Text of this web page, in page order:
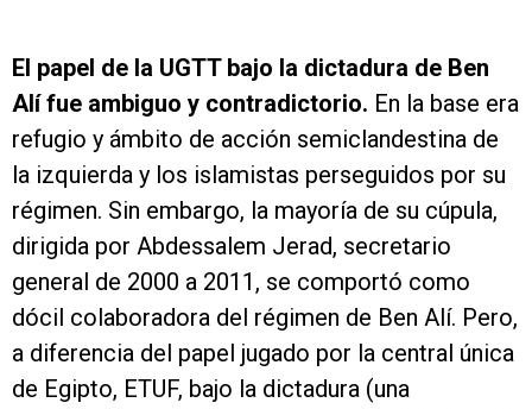
El papel de la UGTT bajo la dictadura de Ben
Alí fue ambiguo y contradictorio. En la base era
refugio y ámbito de acción semiclandestina de
la izquierda y los islamistas perseguidos por su
régimen. Sin embargo, la mayoría de su cúpula,
dirigida por Abdessalem Jerad, secretario
general de 2000 a 2011, se comportó como
dócil colaboradora del régimen de Ben Alí. Pero,
a diferencia del papel jugado por la central única
de Egipto, ETUF, bajo la dictadura (una